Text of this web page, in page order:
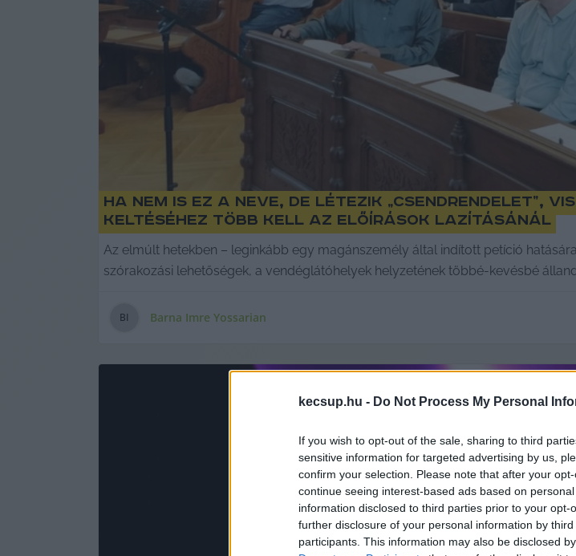
kecsup.hu - Do Not Process My Personal
If you wish to opt-out of the sale, sharing to third
sensitive information for targeted advertising by us,
confirm your selection. Please note that after your
continue seeing interest-based ads based on
information disclosed to third parties prior to your
further disclosure of your personal information by
participants. This information may also be disclosed
Ha nem is ez a neve, de létezik „csendrendelet”,
keltéséhez több kell az előírások lazításánál
Az elmúlt hetekben – leginkább egy magánszemély által indított petíció
szórakozási lehetőségek, a vendéglátóhelyek helyzetének többé-kevésbé
BI Barna Imre Yossarian